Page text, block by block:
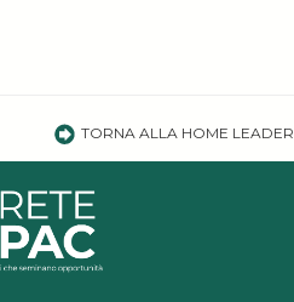
TORNA ALLA HOME LEADER